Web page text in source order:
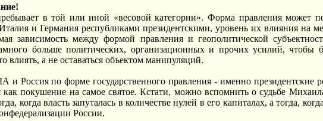
в той или иной «весовой категории». Форма правления может
и Германия республиками президентскими, уровень их влияния на
зависимость между формой правления и геополитической
больше политических, организационных и прочих усилий, чтобы
влиять, а не оставаться объектом манипуляций.
Россия по форме государственного правления - именно президентские
покушение на самое святое. Кстати, можно вспомнить о судьбе
когда власть запуталась в количестве нулей в его капиталах, а тогда,
России.